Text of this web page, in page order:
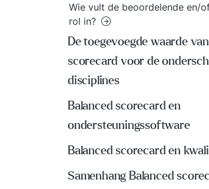
Wie vult de beoordelende en/
rol in?
De toegevoegde waarde
scorecard voor de
disciplines
Balanced scorecard en
ondersteuningssoftware
Balanced scorecard en
Samenhang Balanced